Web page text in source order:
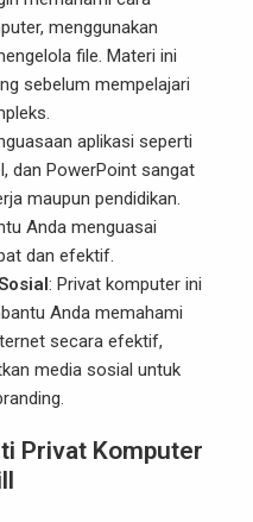
menggunakan
file. Materi ini
sebelum mempelajari
aplikasi seperti
dan PowerPoint sangat
maupun pendidikan.
Anda menguasai
dan efektif.
: Privat komputer ini
Anda memahami
secara efektif,
media sosial untuk
Privat Komputer